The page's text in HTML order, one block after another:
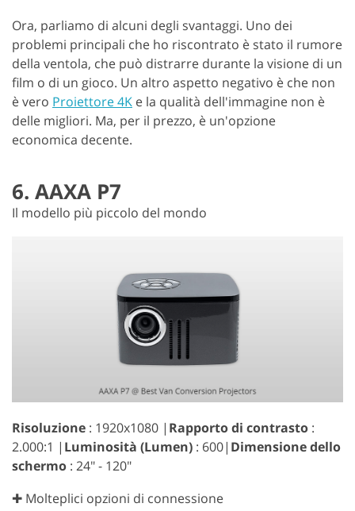
Ora, parliamo di alcuni degli svantaggi. Uno dei
problemi principali che ho riscontrato è stato il rumore
della ventola, che può distrarre durante la visione di un
film o di un gioco. Un altro aspetto negativo è che non
è vero Proiettore 4K e la qualità dell'immagine non è
delle migliori. Ma, per il prezzo, è un'opzione
economica decente.
6. AAXA P7
Il modello più piccolo del mondo
Risoluzione : 1920x1080 | Rapporto di contrasto :
2.000:1 | Luminosità (Lumen) : 600| Dimensione dello
schermo : 24" - 120"
✚ Molteplici opzioni di connessione